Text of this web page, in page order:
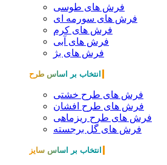
فرش های طوسی
فرش های سورمه ای
فرش های کرم
فرش های آبی
فرش های بژ
انتخاب بر اساس طرح
فرش های طرح خشتی
فرش های طرح افشان
فرش های طرح ریزماهی
فرش های گل برجسته
انتخاب بر اساس سایز